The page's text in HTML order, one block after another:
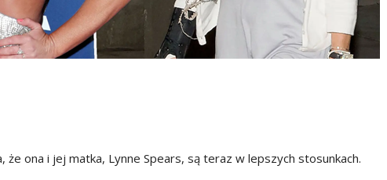
że ona i jej matka, Lynne Spears, są teraz w lepszych stosunkach.